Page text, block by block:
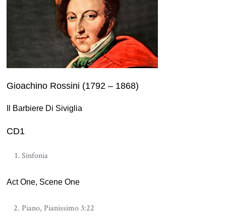
Gioachino Rossini (1792 – 1868)
Il Barbiere Di Siviglia
CD1
Sinfonia
Act One, Scene One
Piano, Pianissimo 3:22